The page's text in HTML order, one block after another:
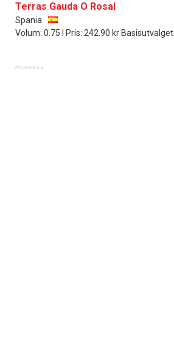
Terras Gauda O Rosal
Spania
Volum: 0.75 l Pris: 242.90 kr Basisutvalget